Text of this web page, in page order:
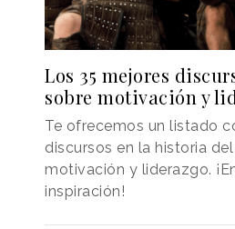
Los 35 mejores
sobre motivación y
Te ofrecemos un listado
discursos en la historia
motivación y liderazgo.
inspiración!